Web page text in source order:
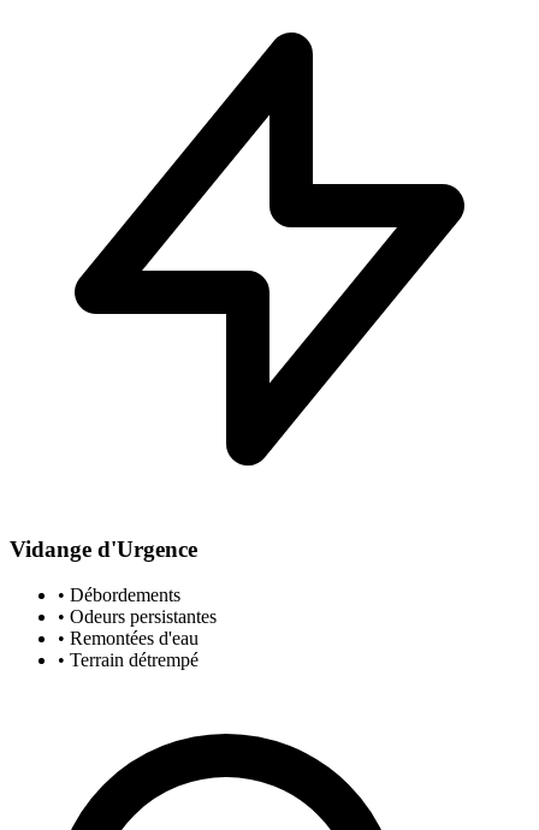
Vidange d'Urgence
• Débordements
• Odeurs persistantes
• Remontées d'eau
• Terrain détrempé